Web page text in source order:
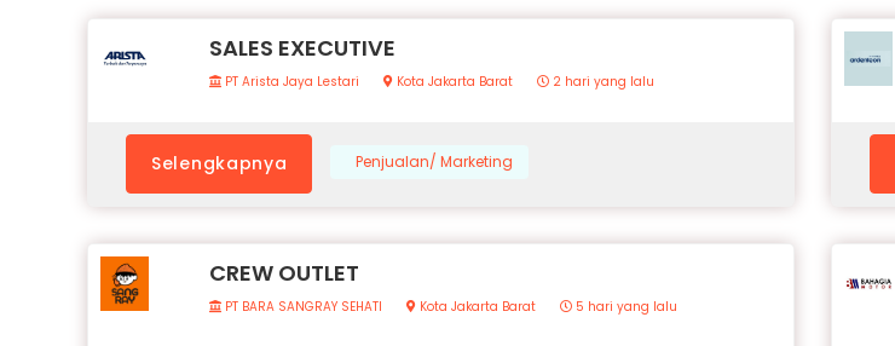
SALES EXECUTIVE
PT Arista Jaya Lestari Kota Jakarta Barat 2 hari yang lalu
Selengkapnya Penjualan/ Marketing
CREW OUTLET
PT BARA SANGRAY SEHATI Kota Jakarta Barat 5 hari yang lalu